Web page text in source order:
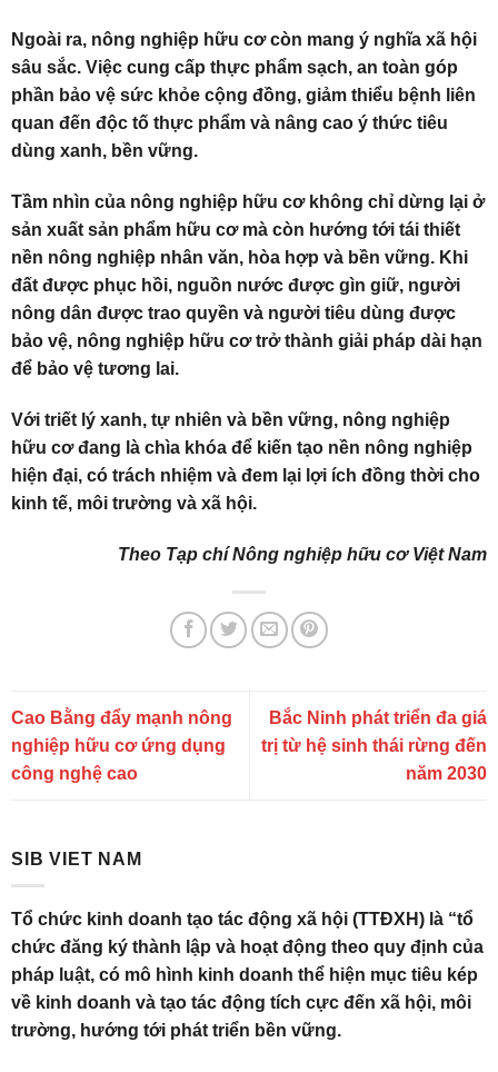
Ngoài ra, nông nghiệp hữu cơ còn mang ý nghĩa xã hội
sâu sắc. Việc cung cấp thực phẩm sạch, an toàn góp
phần bảo vệ sức khỏe cộng đồng, giảm thiểu bệnh liên
quan đến độc tố thực phẩm và nâng cao ý thức tiêu
dùng xanh, bền vững.
Tầm nhìn của nông nghiệp hữu cơ không chỉ dừng lại ở
sản xuất sản phẩm hữu cơ mà còn hướng tới tái thiết
nền nông nghiệp nhân văn, hòa hợp và bền vững. Khi
đất được phục hồi, nguồn nước được gìn giữ, người
nông dân được trao quyền và người tiêu dùng được
bảo vệ, nông nghiệp hữu cơ trở thành giải pháp dài hạn
để bảo vệ tương lai.
Với triết lý xanh, tự nhiên và bền vững, nông nghiệp
hữu cơ đang là chìa khóa để kiến tạo nền nông nghiệp
hiện đại, có trách nhiệm và đem lại lợi ích đồng thời cho
kinh tế, môi trường và xã hội.
Theo Tạp chí Nông nghiệp hữu cơ Việt Nam
Cao Bằng đẩy mạnh nông
nghiệp hữu cơ ứng dụng
công nghệ cao
Bắc Ninh phát triển đa giá
trị từ hệ sinh thái rừng đến
năm 2030
SIB VIET NAM
Tổ chức kinh doanh tạo tác động xã hội (TTĐXH) là “tổ
chức đăng ký thành lập và hoạt động theo quy định của
pháp luật, có mô hình kinh doanh thể hiện mục tiêu kép
về kinh doanh và tạo tác động tích cực đến xã hội, môi
trường, hướng tới phát triển bền vững.